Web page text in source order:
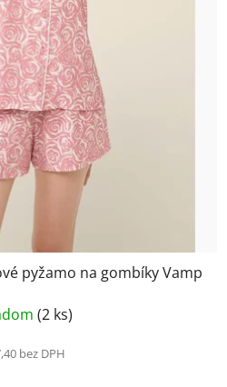
pyžamo na gombíky Vamp
(2 ks)
bez DPH